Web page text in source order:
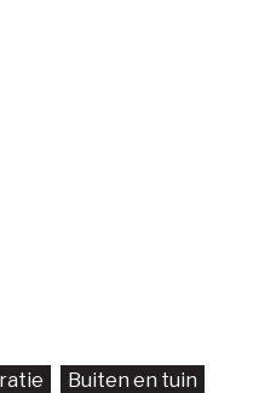
Buiten en tuin